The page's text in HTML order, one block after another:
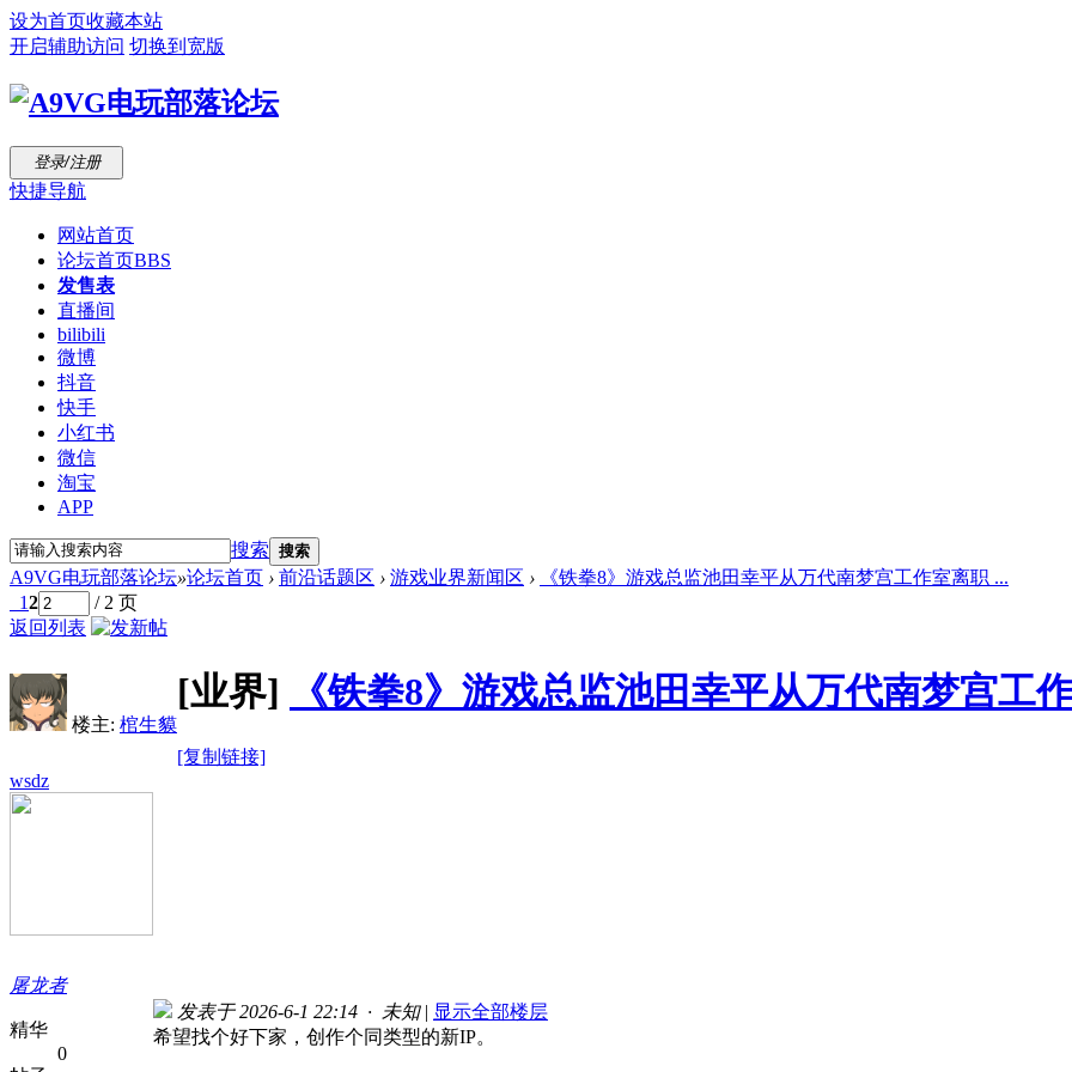
设为首页收藏本站
开启辅助访问 切换到宽版
登录/注册
快捷导航
网站首页
论坛首页BBS
发售表
直播间
bilibili
微博
抖音
快手
小红书
微信
淘宝
APP
搜索 搜索
A9VG电玩部落论坛»论坛首页 › 前沿话题区 › 游戏业界新闻区 ›
《铁拳8》游戏总监池田幸平从万代南梦宫工作室离职 ...
12
/ 2 页
返回列表
楼主: 棺生貘
[业界] 《铁拳8》游戏总监池田幸平从万代南梦宫工
[复制链接]
wsdz
屠龙者
精华
0
发表于 2026-6-1 22:14 · 未知 | 显示全部楼层
希望找个好下家，创作个同类型的新IP。